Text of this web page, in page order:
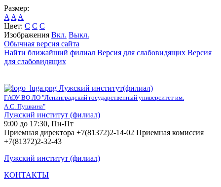
Размер:
A A A
Цвет: C C C
Изображения Вкл. Выкл.
Обычная версия сайта
Найти ближайший филиал Версия для слабовидящих Версия
для слабовидящих
Лужский институт(филиал)
ГАОУ ВО ЛО "Ленинградский государственный университет им.
А.С. Пушкина"
Лужский институт (филиал)
9:00 до 17:30, Пн-Пт
Приемная директора +7(81372)2-14-02 Приемная комиссия
+7(81372)2-32-43
Лужский институт (филиал)
КОНТАКТЫ